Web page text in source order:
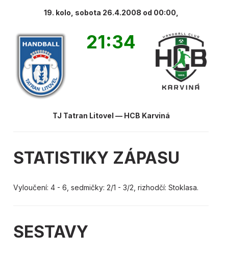
19. kolo, sobota 26.4.2008 od 00:00,
21:34
TJ Tatran Litovel — HCB Karviná
STATISTIKY ZÁPASU
Vyloučení: 4 - 6, sedmičky: 2/1 - 3/2, rizhodčí: Stoklasa.
SESTAVY